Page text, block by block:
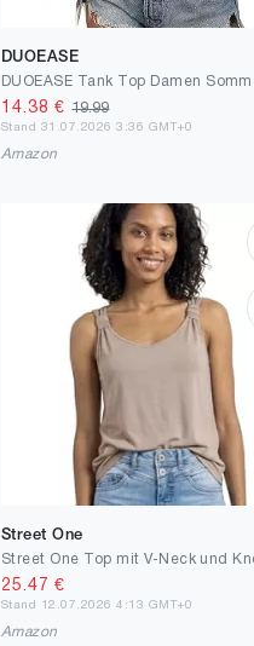
DUOEASE
14.38 €19.99
Stand 31.07.2026 3:36 GMT+0
Amazon
Street One
25.47 €
Stand 12.07.2026 4:13 GMT+0
Amazon